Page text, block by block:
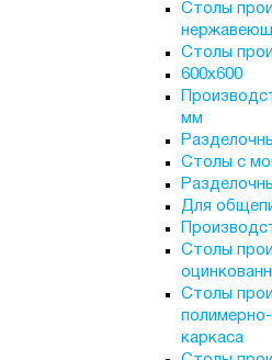
Столы
Столы
600х600
мм
Столы с
Для
Столы
Столы
каркаса